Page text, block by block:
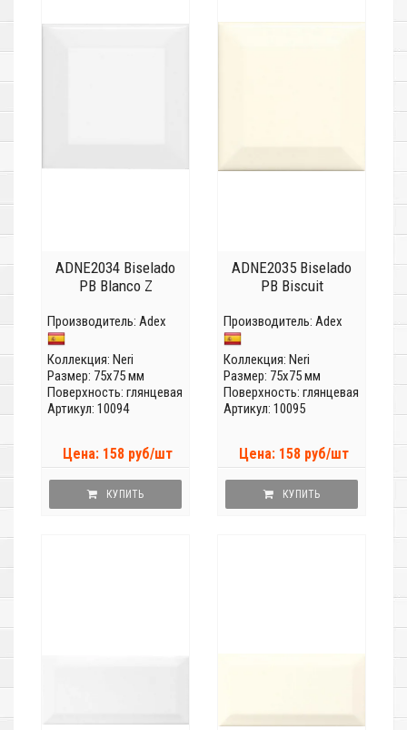
ADNE2034 Biselado
PB Blanco Z
Производитель: Adex
Коллекция: Neri
Размер: 75x75 мм
Поверхность: глянцевая
Артикул: 10094
Цена: 158 руб/шт
КУПИТЬ
ADNE2035 Biselado
PB Biscuit
Производитель: Adex
Коллекция: Neri
Размер: 75x75 мм
Поверхность: глянцевая
Артикул: 10095
Цена: 158 руб/шт
КУПИТЬ